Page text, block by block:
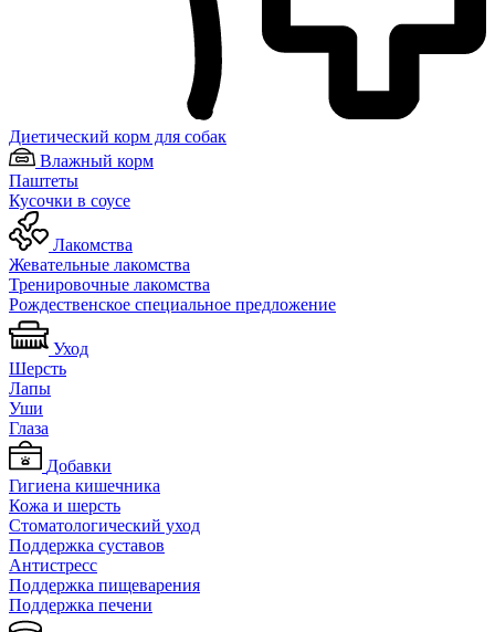
Диетический корм для собак
Влажный корм
Паштеты
Кусочки в соусе
Лакомства
Жевательные лакомства
Тренировочные лакомства
Рождественское специальное предложение
Уход
Шерсть
Лапы
Уши
Глаза
Добавки
Гигиена кишечника
Кожа и шерсть
Cтоматологический уход
Поддержка суставов
Антистресс
Поддержка пищеварения
Поддержка печени